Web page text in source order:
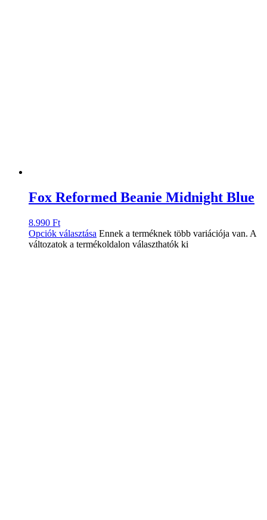
Fox Reformed Beanie Midnight Blue
8.990 Ft
Opciók választása Ennek a terméknek több variációja van. A
változatok a termékoldalon választhatók ki